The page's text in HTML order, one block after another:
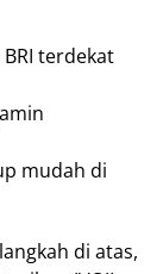
terdekat
mudah di
di atas,